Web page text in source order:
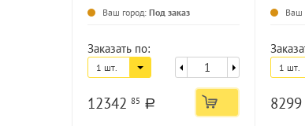
Ваш город: Под заказ
Заказать по:
1 шт.
12342 85 a
Ваш
1 шт.
8299